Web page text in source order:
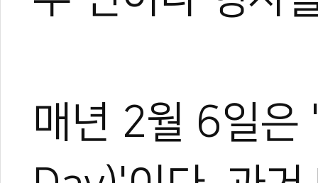
매년 2월 6일